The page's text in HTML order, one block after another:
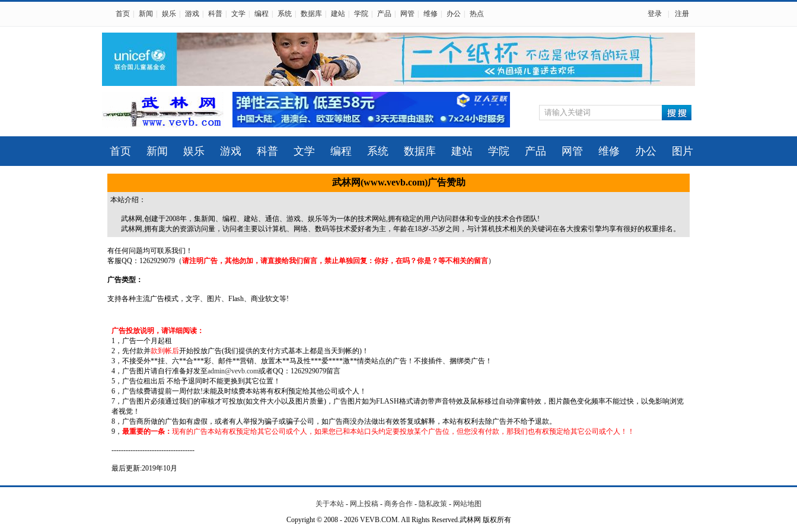
首页 新闻 娱乐 游戏 科普 文学 编程 系统 数据库 建站 学院 产品 网管 维修 办公 热点 登录 注册
首页 新闻 娱乐 游戏 科普 文学 编程 系统 数据库 建站 学院 产品 网管 维修 办公 图片
武林网(www.vevb.com)广告赞助
本站介绍：
武林网,创建于2008年，集新闻、编程、建站、通信、游戏、娱乐等为一体的技术网站,拥有稳定的用户访问群体和专业的技术合作团队!
武林网,拥有庞大的资源访问量，访问者主要以计算机、网络、数码等技术爱好者为主，年龄在18岁-35岁之间，与计算机技术相关的关键词在各大搜索引擎均享有很好的权重排名。
有任何问题均可联系我们！
客服QQ：1262929079（请注明广告，其他勿加，请直接给我们留言，禁止单独回复：你好，在吗？你是？等不相关的留言）
广告类型：
支持各种主流广告模式，文字、图片、Flash、商业软文等!
广告投放说明，请详细阅读：
1，广告一个月起租
2，先付款并款到帐后开始投放广告(我们提供的支付方式基本上都是当天到帐的)！
3，不接受外**挂、六**合***彩、邮件**营销、放置木**马及性***爱****激**情类站点的广告！不接插件、捆绑类广告！
4，广告图片请自行准备好发至admin@vevb.com或者QQ：1262929079留言
5，广告位租出后 不给予退同时不能更换到其它位置！
6，广告续费请提前一周付款!未能及时续费本站将有权利预定给其他公司或个人！
7，广告图片必须通过我们的审核才可投放(如文件大小以及图片质量)，广告图片如为FLASH格式请勿带声音特效及鼠标移过自动弹窗特效，图片颜色变化频率不能过快，以免影响浏览
者视觉！
8，广告商所做的广告如有虚假，或者有人举报为骗子或骗子公司，如广告商没办法做出有效答复或解释，本站有权利去除广告并不给予退款。
9， 最重要的一条： 现有的广告本站有权预定给其它公司或个人，如果您已和本站口头约定要投放某个广告位，但您没有付款，那我们也有权预定给其它公司或个人！！
-----------------------------------
最后更新:2019年10月
关于本站 - 网上投稿 - 商务合作 - 隐私政策 - 网站地图
Copyright © 2008 - 2026 VEVB.COM. All Rights Reserved.武林网 版权所有